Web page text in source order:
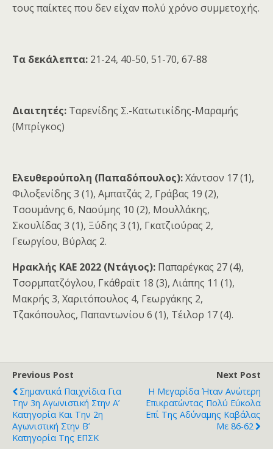
τους παίκτες που δεν είχαν πολύ χρόνο συμμετοχής.
Τα δεκάλεπτα: 21-24, 40-50, 51-70, 67-88
Διαιτητές: Ταρενίδης Σ.-Κατωτικίδης-Μαραμής
(Μπρίγκος)
Ελευθερούπολη (Παπαδόπουλος):Χάντσον 17 (1),
Φιλοξενίδης 3 (1), Αμπατζάς 2, Γράβας 19 (2),
Τσουμάνης 6, Ναούμης 10 (2), Μουλλάκης,
Σκουλίδας 3 (1), Ξύδης 3 (1), Γκατζιούρας 2,
Γεωργίου, Βύρλας 2.
Ηρακλής ΚΑΕ 2022 (Ντάγιος): Παπαρέγκας 27 (4),
Τσορμπατζόγλου, Γκάθραϊτ 18 (3), Λιάπης 11 (1),
Μακρής 3, Χαριτόπουλος 4, Γεωργάκης 2,
Τζακόπουλος, Παπαντωνίου 6 (1), Τέιλορ 17 (4).
Previous Post
Σημαντικά Παιχνίδια Για
Την 3η Αγωνιστική Στην Α’
Κατηγορία Και Την 2η
Αγωνιστική Στην Β’
Κατηγορία Της ΕΠΣΚ
Next Post
Η Μεγαρίδα Ήταν Ανώτερη
Επικρατώντας Πολύ Εύκολα
Επί Της Αδύναμης Καβάλας
Με 86-62